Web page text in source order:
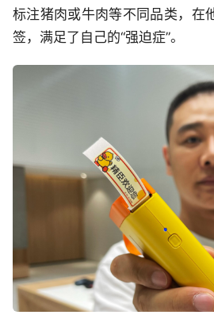
标注猪肉或牛肉等不同品类，在
签，满足了自己的“强迫症”。